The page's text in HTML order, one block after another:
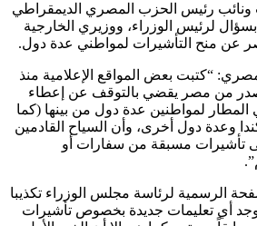
رئيس الحزب المصري الديمقراطي
لرئيس الوزراء، ووزيري الخارجية
عن منح التأشيرات لمواطني عدة دول.
“كتبت بعض المواقع الإعلامية منذ
صدر من مصر يقضي بالتوقف عن إعطاء
لمواطنين عدة دول من بينها (كما
وعدة دول أخرى، وأن السياح القادمين
تأشيرات مسبقة من سفارات أو
الرسمية لرئاسة مجلس الوزراء تكذيبا
يوجد أي تعليمات جديدة بخصوص تأشيرات